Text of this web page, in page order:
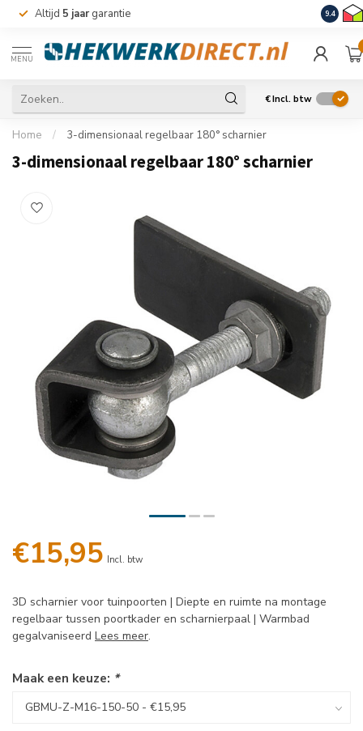
Altijd 5 jaargarantie 9.4
MENU
€Incl. btw
Home / 3-dimensionaal regelbaar 180° scharnier
3-dimensionaal regelbaar 180° scharnier
€15,95 Incl. btw
3D scharnier voor tuinpoorten | Diepte en ruimte na montage
regelbaar tussen poortkader en scharnierpaal | Warmbad
gegalvaniseerd Lees meer.
Maak een keuze: *